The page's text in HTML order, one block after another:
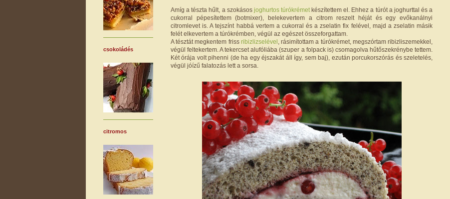
Amíg a tészta hűlt, a szokásos joghurtos túrókrémetkészítettem el. Ehhez a túrót a joghurttal és a
cukorral pépesítettem (botmixer), belekevertem a citrom reszelt héját és egy evőkanálnyi
citromlevet is. A tejszínt habbá vertem a cukorral és a zselatin fix felével, majd a zselatin másik
felét elkevertem a túrókrémben, végül az egészet összeforgattam.
A tésztát megkentem friss ribizlizselével , rásimítottam a túrókrémet, megszórtam ribizliszemekkel,
végül feltekertem. A tekercset alufóliába (szuper a folpack is) csomagolva hűtőszekrénybe tettem.
Két órája volt pihenni (de ha egy éjszakát áll így, sem baj), ezután porcukorszórás és szeletelés,
végül jóízű falatozás lett a sorsa.
csokoládés
citromos